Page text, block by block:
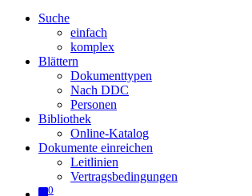
Suche
einfach
komplex
Blättern
Dokumenttypen
Nach DDC
Personen
Bibliothek
Online-Katalog
Dokumente einreichen
Leitlinien
Vertragsbedingungen
0